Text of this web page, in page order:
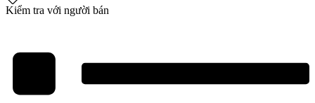
Kiểm tra với người bán